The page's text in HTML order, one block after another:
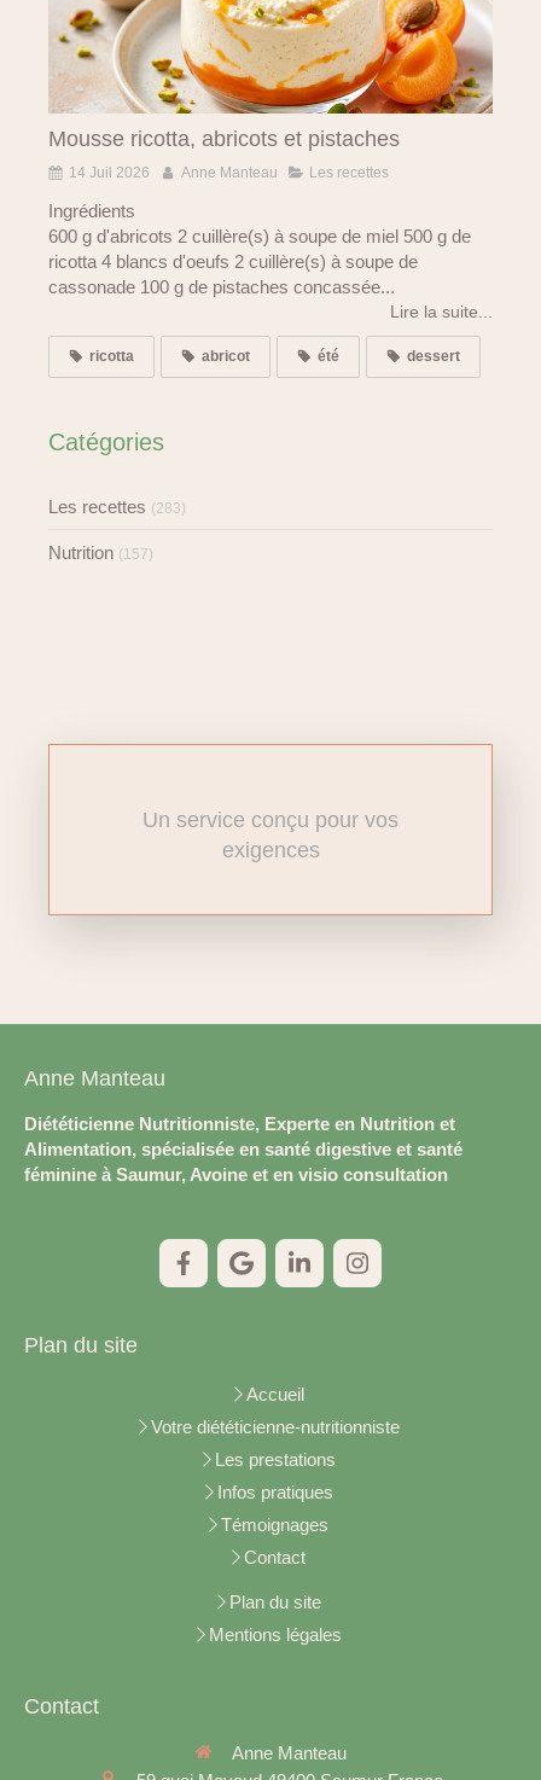
Mousse ricotta, abricots et pistaches
14 Juil 2026 Anne Manteau Les recettes
Ingrédients
600 g d'abricots 2 cuillère(s) à soupe de miel 500 g de
ricotta 4 blancs d'oeufs 2 cuillère(s) à soupe de
cassonade 100 g de pistaches concassée...
Lire la suite...
ricotta abricot été dessert
Catégories
Les recettes (283)
Nutrition (157)
Un service conçu pour vos
exigences
Anne Manteau
Diététicienne Nutritionniste, Experte en Nutrition et
Alimentation, spécialisée en santé digestive et santé
féminine à Saumur, Avoine et en visio consultation
Plan du site
Accueil
Votre diététicienne-nutritionniste
Les prestations
Infos pratiques
Témoignages
Contact
Plan du site
Mentions légales
Contact
Anne Manteau